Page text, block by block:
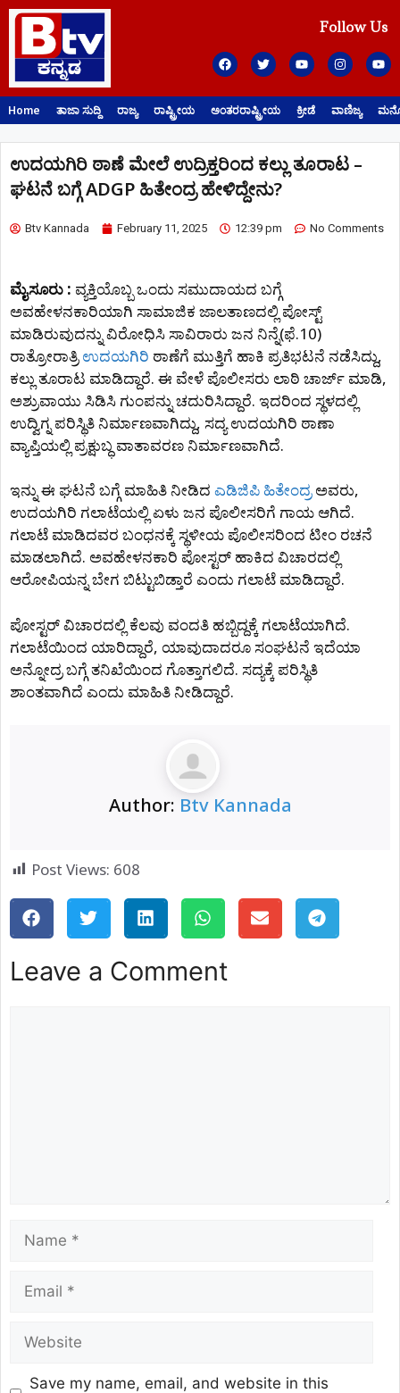
Follow Us
Home ತಾಜಾ ಸುದ್ದಿ ರಾಜ್ಯ ರಾಷ್ಟ್ರೀಯ ಅಂತರರಾಷ್ಟ್ರೀಯ ಕ್ರೀಡೆ ವಾಣಿಜ್ಯ
ಉದಯಗಿರಿ ಠಾಣೆ ಮೇಲೆ ಉದ್ರಿಕ್ತರಿಂದ ಕಲ್ಲು ತೂರಾಟ –
ಘಟನೆ ಬಗ್ಗೆ ADGP ಹಿತೇಂದ್ರ ಹೇಳಿದ್ದೇನು?
Btv Kannada February 11, 2025 12:39 pm No Comments
ಮೈಸೂರು : ವ್ಯಕ್ತಿಯೊಬ್ಬ ಒಂದು ಸಮುದಾಯದ ಬಗ್ಗೆ
ಅವಹೇಳನಕಾರಿಯಾಗಿ ಸಾಮಾಜಿಕ ಜಾಲತಾಣದಲ್ಲಿ ಪೋಸ್ಟ್‌
ಮಾಡಿರುವುದನ್ನು ವಿರೋಧಿಸಿ ಸಾವಿರಾರು ಜನ ನಿನ್ನೆ(ಫೆ.10)
ರಾತ್ರೋರಾತ್ರಿಉದಯಗಿರಿ ಠಾಣೆಗೆ ಮುತ್ತಿಗೆ ಹಾಕಿ ಪ್ರತಿಭಟನೆ ನಡೆಸಿದ್ದು,
ಕಲ್ಲು ತೂರಾಟ ಮಾಡಿದ್ದಾರೆ. ಈ ವೇಳೆ ಪೊಲೀಸರು ಲಾಠಿ ಚಾರ್ಜ್ ಮಾಡಿ,
ಅಶ್ರುವಾಯು ಸಿಡಿಸಿ ಗುಂಪನ್ನು ಚದುರಿಸಿದ್ದಾರೆ. ಇದರಿಂದ ಸ್ಥಳದಲ್ಲಿ
ಉದ್ವಿಗ್ನ ಪರಿಸ್ಥಿತಿ ನಿರ್ಮಾಣವಾಗಿದ್ದು, ಸದ್ಯ ಉದಯಗಿರಿ ಠಾಣಾ
ವ್ಯಾಪ್ತಿಯಲ್ಲಿ ಪ್ರಕ್ಷುಬ್ಧ ವಾತಾವರಣ ನಿರ್ಮಾಣವಾಗಿದೆ.
ಇನ್ನು ಈ ಘಟನೆ ಬಗ್ಗೆ ಮಾಹಿತಿ ನೀಡಿದ ಎಡಿಜಿಪಿ ಹಿತೇಂದ್ರಅವರು,
ಉದಯಗಿರಿ ಗಲಾಟೆಯಲ್ಲಿ ಏಳು ಜನ ಪೊಲೀಸರಿಗೆ ಗಾಯ ಆಗಿದೆ.
ಗಲಾಟೆ ಮಾಡಿದವರ ಬಂಧನಕ್ಕೆ ಸ್ಥಳೀಯ ಪೊಲೀಸರಿಂದ ಟೀಂ ರಚನೆ
ಮಾಡಲಾಗಿದೆ. ಅವಹೇಳನಕಾರಿ ಪೋಸ್ಟರ್ ಹಾಕಿದ ವಿಚಾರದಲ್ಲಿ
ಆರೋಪಿಯನ್ನ ಬೇಗ ಬಿಟ್ಟುಬಿಡ್ತಾರೆ ಎಂದು ಗಲಾಟೆ ಮಾಡಿದ್ದಾರೆ.
ಪೋಸ್ಟರ್ ವಿಚಾರದಲ್ಲಿ ಕೆಲವು ವಂದತಿ ಹಬ್ಬಿದ್ದಕ್ಕೆ ಗಲಾಟೆಯಾಗಿದೆ.
ಗಲಾಟೆಯಿಂದ ಯಾರಿದ್ದಾರೆ, ಯಾವುದಾದರೂ ಸಂಘಟನೆ ಇದೆಯಾ
ಅನ್ನೋದ್ರ ಬಗ್ಗೆ ತನಿಖೆಯಿಂದ ಗೊತ್ತಾಗಲಿದೆ. ಸದ್ಯಕ್ಕೆ ಪರಿಸ್ಥಿತಿ
ಶಾಂತವಾಗಿದೆ ಎಂದು ಮಾಹಿತಿ ನೀಡಿದ್ದಾರೆ.
Author: Btv Kannada
Post Views: 608
Leave a Comment
Save my name, email, and website in this